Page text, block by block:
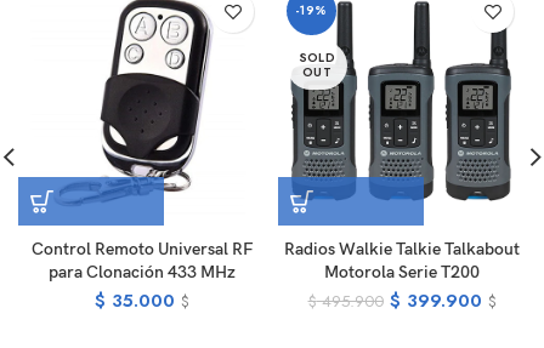
Control Remoto Universal RF
para Clonación 433 MHz
$ 35.000 $
-19%
SOLD
OUT
Radios Walkie Talkie Talkabout
Motorola Serie T200
$495.900 $ 399.900 $